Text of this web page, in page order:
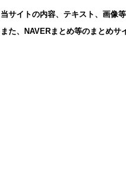
当サイトの内容、テキスト、画像
また、NAVERまとめ等のまとめサ